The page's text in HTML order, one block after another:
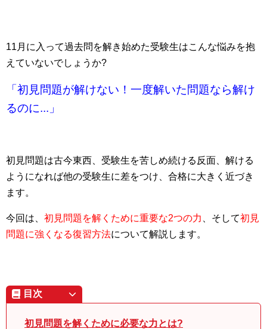
11月に入って過去問を解き始めた受験生はこんな悩みを抱
えていないでしょうか?
「初見問題が解けない！一度解いた問題なら解け
るのに...」
初見問題は古今東西、受験生を苦しめ続ける反面、解ける
ようになれば他の受験生に差をつけ、合格に大きく近づき
ます。
今回は、 初見問題を解くために重要な2つの力 、そして初見
問題に強くなる復習方法について解説します。
目次
初見問題を解くために必要な力とは?